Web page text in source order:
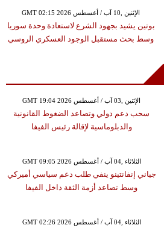
GMT 02:15 2026 الإثنين ,10 آب / أغسطس
بوتين يشيد بجهود الشرع لاستعادة وحدة سوريا
وسط بحث مستقبل الوجود العسكري الروسي
GMT 19:04 2026 الإثنين ,03 آب / أغسطس
سحب دعم دولي وتصاعد الضغوط القانونية
والدبلوماسية لإقالة رئيس الفيفا
GMT 09:05 2026 الثلاثاء ,04 آب / أغسطس
جياني إنفانتينو ينفي طلب دعم سياسي أميركي
وسط تصاعد أزمة الثقة داخل الفيفا
GMT 02:26 2026 الثلاثاء ,04 آب / أغسطس